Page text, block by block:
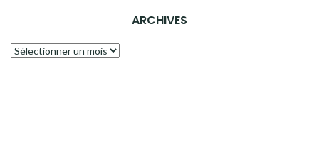
ARCHIVES
Archives